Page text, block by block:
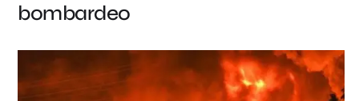
bombardeo